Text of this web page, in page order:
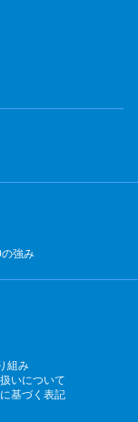
強み
組み
いについて
基づく表記